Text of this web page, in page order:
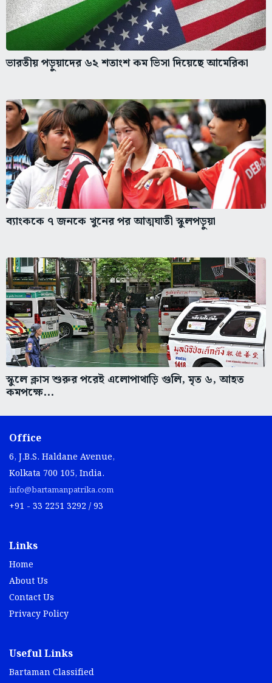
ভারতীয় পড়ুয়াদের ৬২ শতাংশ কম ভিসা দিয়েছে আমেরিকা
ব্যাংককে ৭ জনকে খুনের পর আত্মঘাতী স্কুলপড়ুয়া
স্কুলে ক্লাস শুরুর পরেই এলোপাথাড়ি গুলি, মৃত ৬, আহত
কমপক্ষে...
Office
6, J.B.S. Haldane Avenue,
Kolkata 700 105, India.
info@bartamanpatrika.com
+91 - 33 2251 3292 / 93
Links
Home
About Us
Contact Us
Privacy Policy
Useful Links
Bartaman Classified